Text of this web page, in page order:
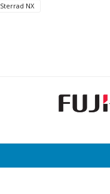
Sterrad NX